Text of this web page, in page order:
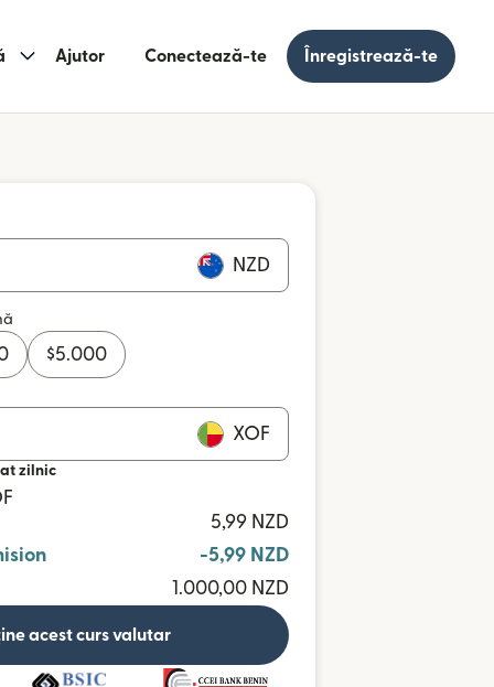
Ajutor Conectează-te Înregistrează-te
NZD
$5.000
XOF
zilnic
5,99 NZD
-5,99 NZD
1.000,00 NZD
acest curs valutar